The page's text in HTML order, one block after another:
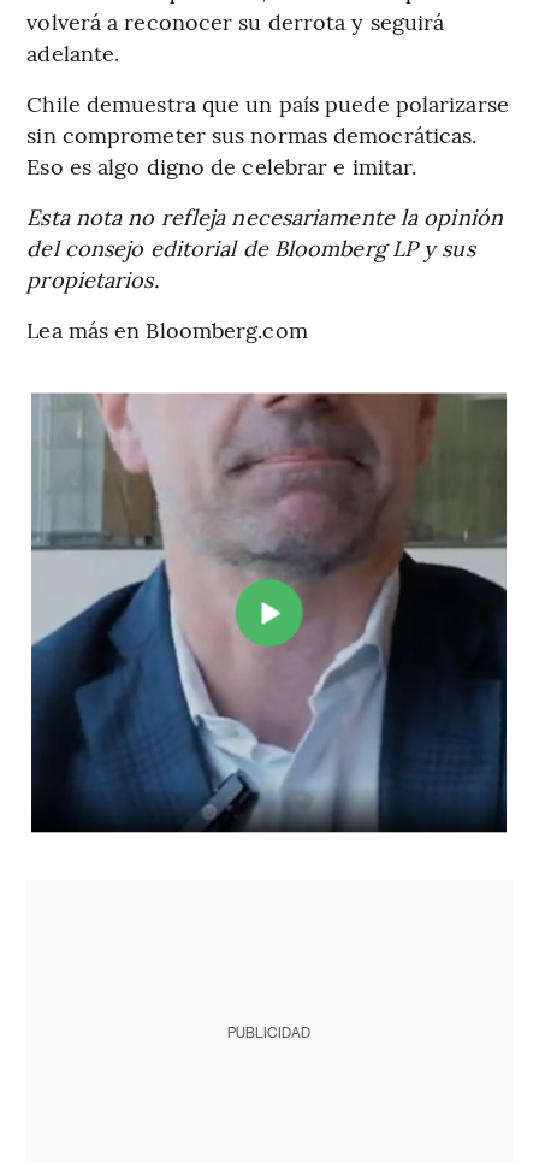
volverá a reconocer su derrota y seguirá
adelante.
Chile demuestra que un país puede polarizarse
sin comprometer sus normas democráticas.
Eso es algo digno de celebrar e imitar.
Esta nota no refleja necesariamente la opinión
del consejo editorial de Bloomberg LP y sus
propietarios.
Lea más en Bloomberg.com
PUBLICIDAD